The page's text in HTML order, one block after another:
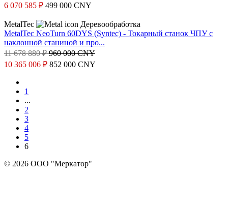
6 070 585 ₽ 499 000 CNY
MetalTec
Деревообработка
MetalTec NeoTurn 60DYS (Syntec) - Токарный станок ЧПУ с
наклонной станиной и про...
11 678 880 ₽960 000 CNY
10 365 006 ₽ 852 000 CNY
1
...
2
3
4
5
6
© 2026 ООО "Меркатор"